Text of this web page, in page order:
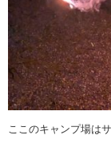
ここのキャンプ場は